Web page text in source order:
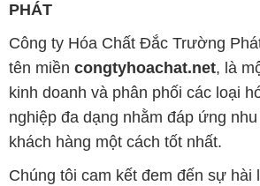
PHÁT
Công ty Hóa Chất Đắc Trường
tên miền congtyhoachat.net, là
kinh doanh và phân phối các loại
nghiệp đa dạng nhằm đáp ứng
khách hàng một cách tốt nhất.
Chúng tôi cam kết đem đến sự hài